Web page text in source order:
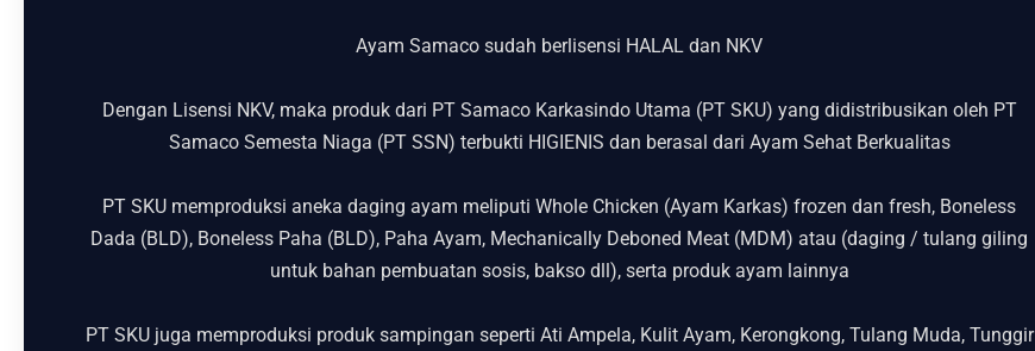
Ayam Samaco sudah berlisensi HALAL dan NKV
Dengan Lisensi NKV, maka produk dari PT Samaco Karkasindo Utama (PT SKU) yang didistribusikan oleh PT
Samaco Semesta Niaga (PT SSN) terbukti HIGIENIS dan berasal dari Ayam Sehat Berkualitas
PT SKU memproduksi aneka daging ayam meliputi Whole Chicken (Ayam Karkas) frozen dan fresh, Boneless
Dada (BLD), Boneless Paha (BLD), Paha Ayam, Mechanically Deboned Meat (MDM) atau (daging / tulang giling
untuk bahan pembuatan sosis, bakso dll), serta produk ayam lainnya
PT SKU juga memproduksi produk sampingan seperti Ati Ampela, Kulit Ayam, Kerongkong, Tulang Muda, Tunggir